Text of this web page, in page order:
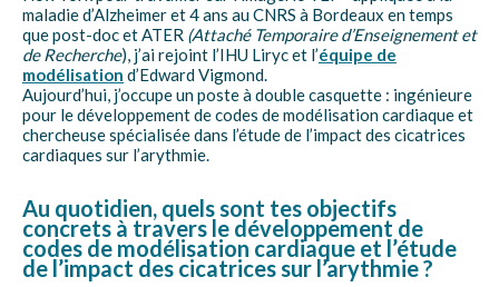
maladie d’Alzheimer et 4 ans au CNRS à Bordeaux en temps
que post-doc et ATER (Attaché Temporaire d’Enseignement et
de Recherche), j’ai rejoint l’IHU Liryc et l’équipe de
modélisation d’Edward Vigmond.
Aujourd’hui, j’occupe un poste à double casquette : ingénieure
pour le développement de codes de modélisation cardiaque et
chercheuse spécialisée dans l’étude de l’impact des cicatrices
cardiaques sur l’arythmie.
Au quotidien, quels sont tes objectifs
concrets à travers le développement de
codes de modélisation cardiaque et l’étude
de l’impact des cicatrices sur l’arythmie ?